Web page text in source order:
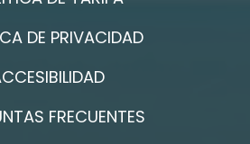
DE PRIVACIDAD
FRECUENTES